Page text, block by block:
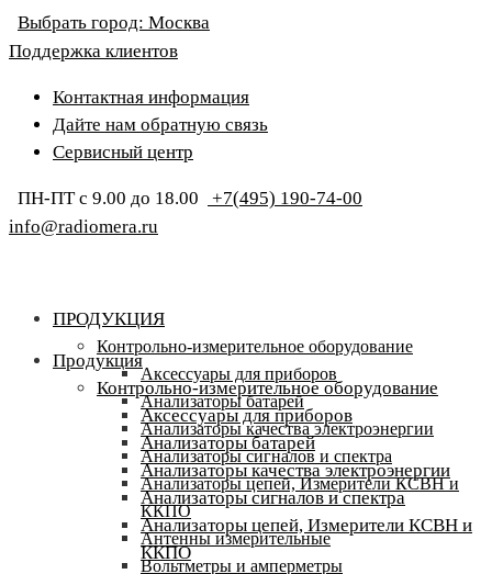
Выбрать город: Москва
Поддержка клиентов
Контактная информация
Дайте нам обратную связь
Сервисный центр
ПН-ПТ с 9.00 до 18.00
+7(495) 190-74-00
info@radiomera.ru
ПРОДУКЦИЯ
Контрольно-измерительное оборудование
Аксессуары для приборов
Анализаторы батарей
Анализаторы качества электроэнергии
Анализаторы сигналов и спектра
Анализаторы цепей, Измерители КСВН и
ККПО
Антенны измерительные
Вольтметры и амперметры
Продукция
Контрольно-измерительное оборудование
Аксессуары для приборов
Анализаторы батарей
Анализаторы качества электроэнергии
Анализаторы сигналов и спектра
Анализаторы цепей, Измерители КСВН и
ККПО